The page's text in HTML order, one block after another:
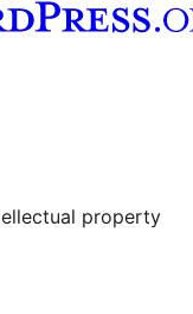
property